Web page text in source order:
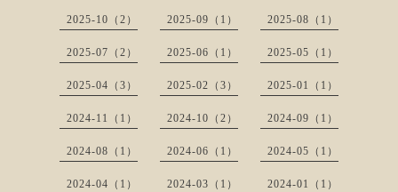
2025-10（2） 2025-09（1） 2025-08（1）
2025-07（2） 2025-06（1） 2025-05（1）
2025-04（3） 2025-02（3） 2025-01（1）
2024-11（1） 2024-10（2） 2024-09（1）
2024-08（1） 2024-06（1） 2024-05（1）
2024-04（1） 2024-03（1） 2024-01（1）